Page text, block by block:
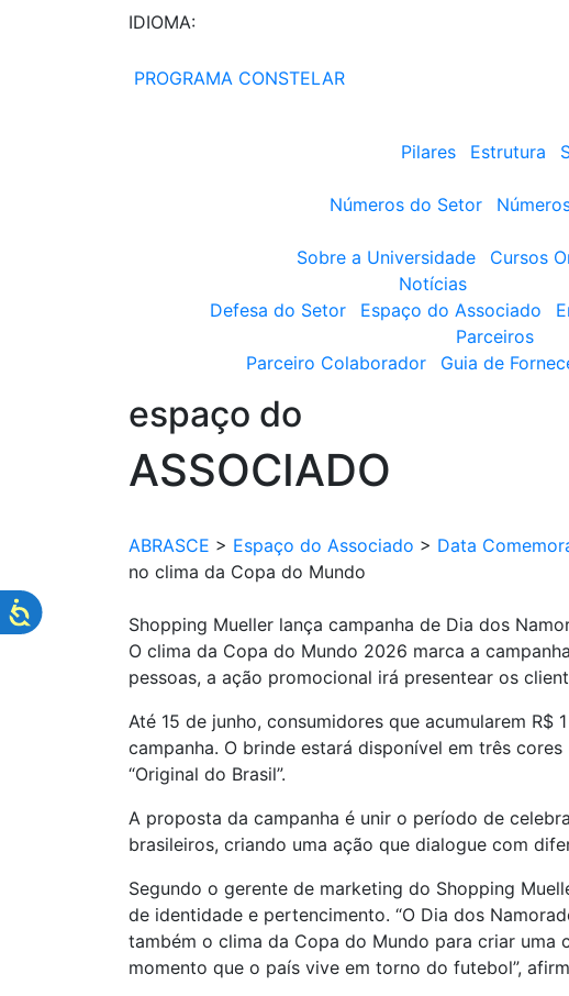
IDIOMA:
PROGRAMA CONSTELAR
Pilares
Estrutura
Números do Setor
Sobre a Universidade
Cursos
Notícias
Defesa do Setor
Espaço do Associado
Parceiros
Parceiro Colaborador
Guia de
espaço do
ASSOCIADO
ABRASCE > Espaço do Associado > Data
no clima da Copa do Mundo
Shopping Mueller lança campanha de Dia dos
O clima da Copa do Mundo 2026 marca a
pessoas, a ação promocional irá presentear os
Até 15 de junho, consumidores que acumularem
campanha. O brinde estará disponível em três
“Original do Brasil”.
A proposta da campanha é unir o período de
brasileiros, criando uma ação que dialogue com
Segundo o gerente de marketing do Shopping
de identidade e pertencimento. “O Dia dos
também o clima da Copa do Mundo para criar uma
momento que o país vive em torno do futebol”,